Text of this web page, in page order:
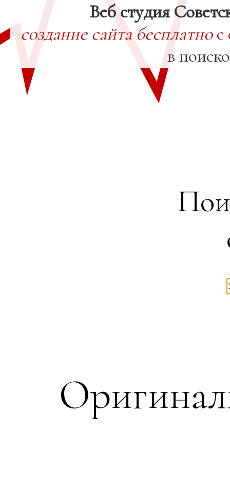
Веб студия
создание сайта бесплатнос
в